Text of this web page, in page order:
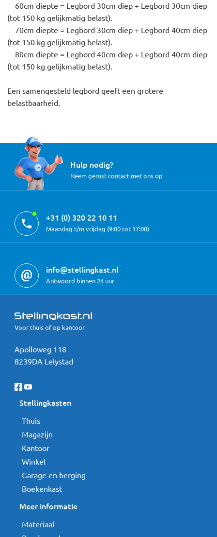
60cm diepte = Legbord 30cm diep + Legbord 30cm diep
(tot 150 kg gelijkmatig belast).
70cm diepte = Legbord 30cm diep + Legbord 40cm diep
(tot 150 kg gelijkmatig belast).
80cm diepte = Legbord 40cm diep + Legbord 40cm diep
(tot 150 kg gelijkmatig belast).
Een samengesteld legbord geeft een grotere
belastbaarheid.
Hulp nodig?
Neem gerust contact met ons op
+31 (0) 320 22 10 11
Maandag t/m vrijdag (9:00 tot 17:00)
info@stellingkast.nl
Antwoord binnen 24 uur
Voor thuis of op kantoor
Apolloweg 118
8239DA Lelystad
Stellingkasten
Thuis
Magazijn
Kantoor
Winkel
Garage en berging
Boekenkast
Meer informatie
Materiaal